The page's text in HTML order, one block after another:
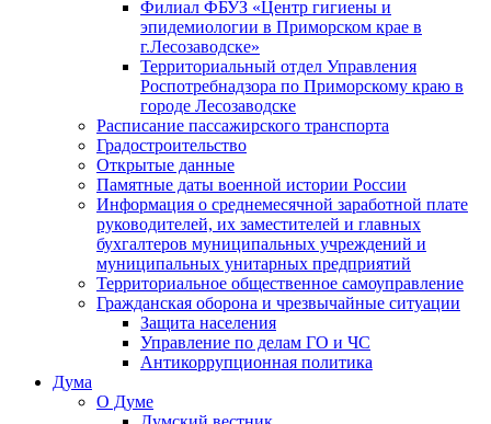
Филиал ФБУЗ «Центр гигиены и
эпидемиологии в Приморском крае в
г.Лесозаводске»
Территориальный отдел Управления
Роспотребнадзора по Приморскому краю в
городе Лесозаводске
Расписание пассажирского транспорта
Градостроительство
Открытые данные
Памятные даты военной истории России
Информация о среднемесячной заработной плате
руководителей, их заместителей и главных
бухгалтеров муниципальных учреждений и
муниципальных унитарных предприятий
Территориальное общественное самоуправление
Гражданская оборона и чрезвычайные ситуации
Защита населения
Управление по делам ГО и ЧС
Антикоррупционная политика
Дума
О Думе